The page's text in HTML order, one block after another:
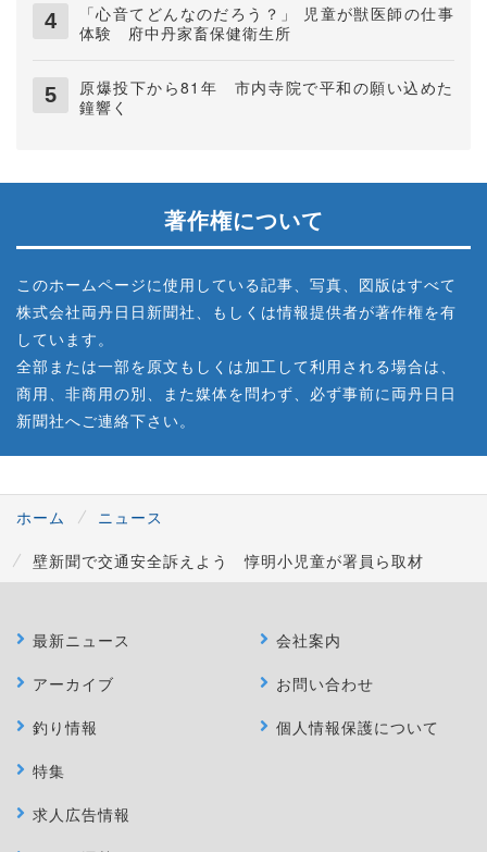
「心音てどんなのだろう？」 児童が獣医師の仕事
体験 府中丹家畜保健衛生所
原爆投下から81年 市内寺院で平和の願い込めた
鐘響く
著作権について
このホームページに使用している記事、写真、図版はすべて
株式会社両丹日日新聞社、もしくは情報提供者が著作権を有
しています。
全部または一部を原文もしくは加工して利用される場合は、
商用、非商用の別、また媒体を問わず、必ず事前に両丹日日
新聞社へご連絡下さい。
ホーム
ニュース
壁新聞で交通安全訴えよう 惇明小児童が署員ら取材
最新ニュース
アーカイブ
釣り情報
特集
求人広告情報
会社案内
お問い合わせ
個人情報保護について